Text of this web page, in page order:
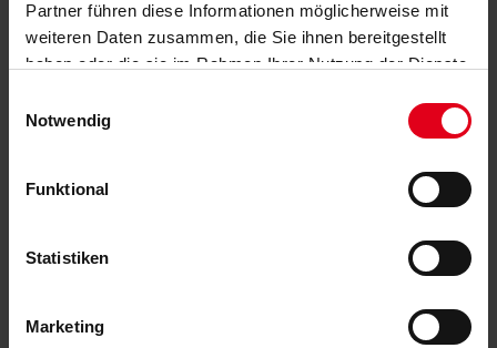
Partner führen diese Informationen möglicherweise mit
weiteren Daten zusammen, die Sie ihnen bereitgestellt
haben oder die sie im Rahmen Ihrer Nutzung der Dienste
Notwendig
Funktional
Statistiken
Marketing